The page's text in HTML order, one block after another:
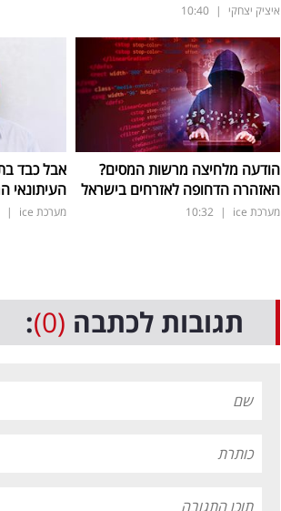
איציק יצחקי |
10:40
הודעה מלחיצה מרשות המסים?
האזהרה הדחופה לאזרחים בישראל
מערכת ice |
10:32
אבל כבד
העיתונאי
מערכת ice |
תגובות לכתבה (0)
: